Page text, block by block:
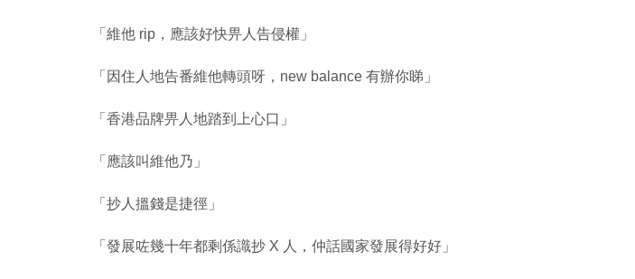
「維他 rip，應該好快畀人告侵權」
「因住人地告番維他轉頭呀，new balance 有辦你睇」
「香港品牌畀人地踏到上心口」
「應該叫維他乃」
「抄人搵錢是捷徑」
「發展咗幾十年都剩係識抄 X 人，仲話國家發展得好好」